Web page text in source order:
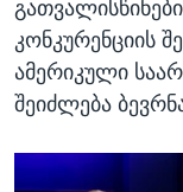
კონკურენციის
ამერიკული
შეიძლება